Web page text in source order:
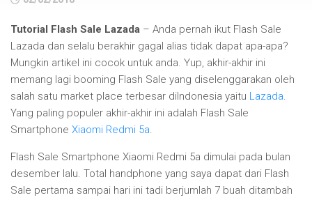
Tutorial Flash Sale Lazada – Anda pernah ikut Flash Sale
Lazada dan selalu berakhir gagal alias tidak dapat apa-apa?
Mungkin artikel ini cocok untuk anda. Yup, akhir-akhir ini
memang lagi booming Flash Sale yang diselenggarakan oleh
salah satu market place terbesar diIndonesia yaitu Lazada.
Yang paling populer akhir-akhir ini adalah Flash Sale
Smartphone Xiaomi Redmi 5a.
Flash Sale Smartphone Xiaomi Redmi 5a dimulai pada bulan
desember lalu. Total handphone yang saya dapat dari Flash
Sale pertama sampai hari ini tadi berjumlah 7 buah ditambah